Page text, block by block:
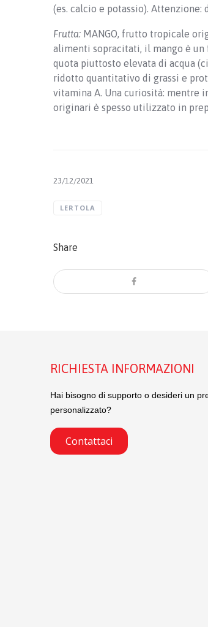
(es. calcio e potassio).
Frutta: MANGO, frutto tropicale
alimenti sopracitati, il mango è
quota piuttosto elevata di acqua
ridotto quantitativo di grassi e
vitamina A. Una curiosità: mentre
originari è spesso utilizzato in
23/12/2021
LERTOLA
Share
RICHIESTA INFORMAZIONI
Hai bisogno di supporto o desideri un
personalizzato?
Contattaci